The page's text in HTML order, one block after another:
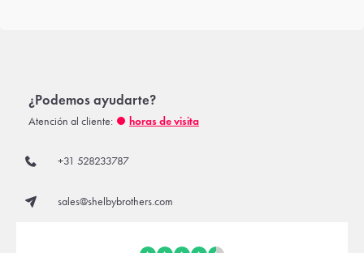
¿Podemos ayudarte?
Atención al cliente: horas de visita
+31 528233787
sales@shelbybrothers.com